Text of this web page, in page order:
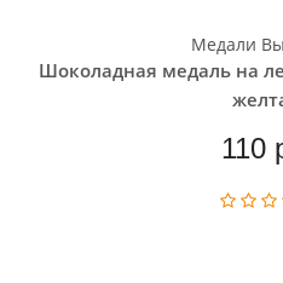
Медали
Шоколадная медаль на
110